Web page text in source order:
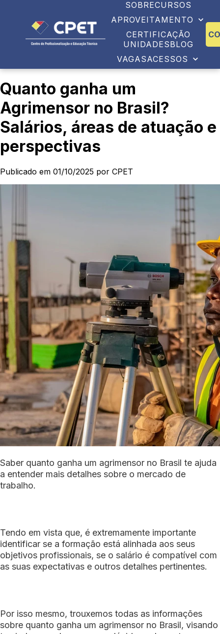
SOBRECURSOS
APROVEITAMENTO
CERTIFICAÇÃO
UNIDADESBLOG
VAGASACESSOS
Quanto ganha um
Agrimensor no Brasil?
Salários, áreas de atuação e
perspectivas
Publicado em 01/10/2025 por CPET
Saber quanto ganha um agrimensor no Brasil te ajuda
a entender mais detalhes sobre o mercado de
trabalho.
Tendo em vista que, é extremamente importante
identificar se a formação está alinhada aos seus
objetivos profissionais, se o salário é compatível com
as suas expectativas e outros detalhes pertinentes.
Por isso mesmo, trouxemos todas as informações
sobre quanto ganha um agrimensor no Brasil, visando